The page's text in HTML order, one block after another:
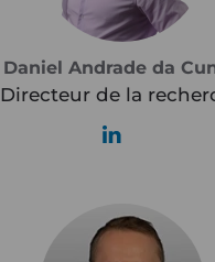
Daniel Andrade da
Directeur de la